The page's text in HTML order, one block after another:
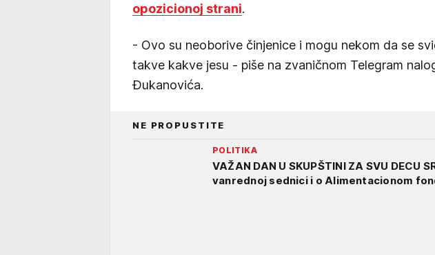
opozicionoj strani.
- Ovo su neoborive činjenice i mogu nekom da se
takve kakve jesu - piše na zvaničnom Telegram
Đukanovića.
NE PROPUSTITE
POLITIKA
VAŽAN DAN U SKUPŠTINI ZA SVU DECU
vanrednoj sednici i o Alimentacionom